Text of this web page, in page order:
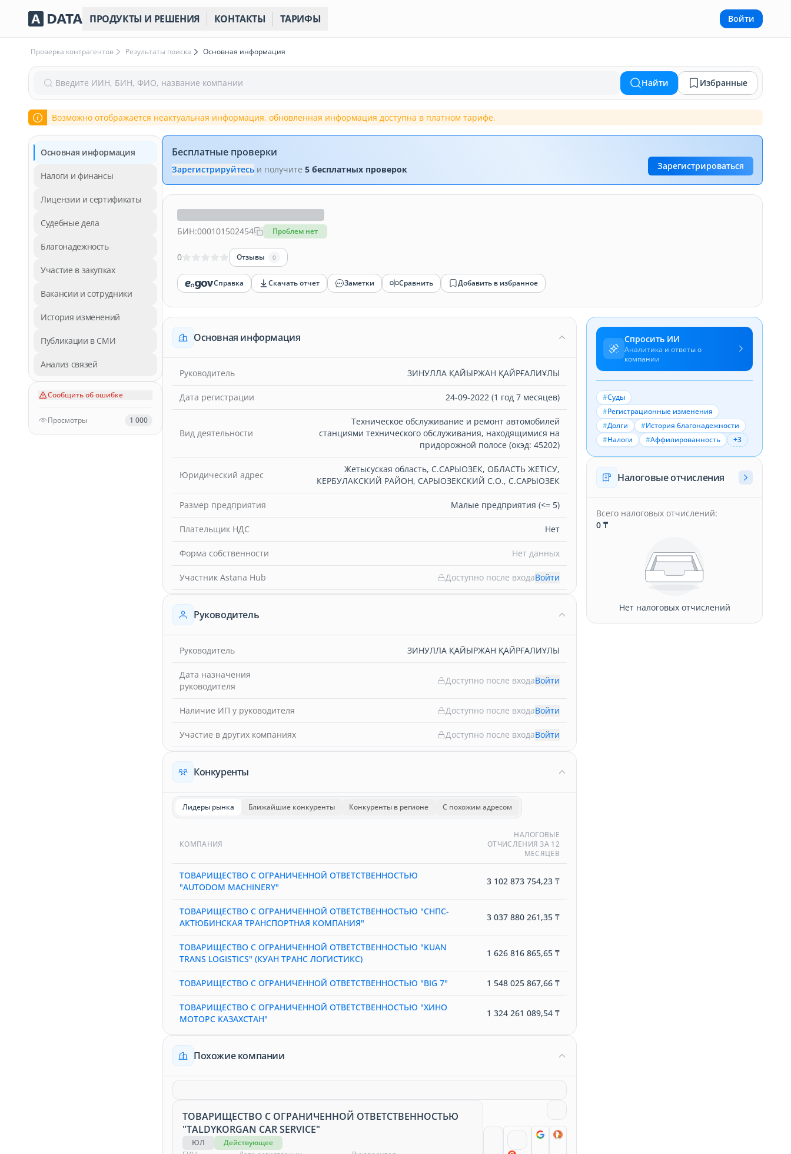
ПРОДУКТЫ И РЕШЕНИЯ КОНТАКТЫ ТАРИФЫ Войти
Проверка контрагентов Результаты поиска Основная информация
Введите ИИН, БИН, ФИО, название компании Найти Избранные
Возможно отображается неактуальная информация, обновленная информация доступна в платном тарифе.
Основная информация
Налоги и финансы
Лицензии и сертификаты
Судебные дела
Благонадежность
Участие в закупках
Вакансии и сотрудники
История изменений
Публикации в СМИ
Анализ связей
Сообщить об ошибке
Просмотры 1 000
Бесплатные проверки
Зарегистрируйтесь и получите 5 бесплатных проверок Зарегистрироваться
БИН:000101502454 Проблем нет
0 Отзывы 0
Справка Скачать отчет Заметки Сравнить Добавить в избранное
Основная информация
Руководитель ЗИНУЛЛА ҚАЙЫРЖАН ҚАЙРҒАЛИҰЛЫ
Дата регистрации 24-09-2022 (1 год 7 месяцев)
Вид деятельности
Техническое обслуживание и ремонт автомобилей
станциями технического обслуживания, находящимися на
придорожной полосе (окэд: 45202)
Юридический адрес
Жетысуская область, С.САРЫОЗЕК, ОБЛАСТЬ ЖЕТІСУ,
КЕРБУЛАКСКИЙ РАЙОН, САРЫОЗЕКСКИЙ С.О., С.САРЫОЗЕК
Размер предприятия Малые предприятия (<= 5)
Плательщик НДС Нет
Форма собственности Нет данных
Участник Astana Hub Доступно после входаВойти
Руководитель
Руководитель ЗИНУЛЛА ҚАЙЫРЖАН ҚАЙРҒАЛИҰЛЫ
Дата назначения
руководителя
Доступно после входаВойти
Наличие ИП у руководителя Доступно после входаВойти
Участие в других компаниях Доступно после входаВойти
Конкуренты
Лидеры рынка Ближайшие конкуренты Конкуренты в регионе С похожим адресом
КОМПАНИЯ
НАЛОГОВЫЕ
ОТЧИСЛЕНИЯ ЗА 12
МЕСЯЦЕВ
ТОВАРИЩЕСТВО С ОГРАНИЧЕННОЙ ОТВЕТСТВЕННОСТЬЮ
"AUTODOM MACHINERY"
3 102 873 754,23 ₸
ТОВАРИЩЕСТВО С ОГРАНИЧЕННОЙ ОТВЕТСТВЕННОСТЬЮ "СНПС-
АКТЮБИНСКАЯ ТРАНСПОРТНАЯ КОМПАНИЯ"
3 037 880 261,35 ₸
ТОВАРИЩЕСТВО С ОГРАНИЧЕННОЙ ОТВЕТСТВЕННОСТЬЮ "KUAN
TRANS LOGISTICS" (КУАН ТРАНС ЛОГИСТИКС)
1 626 816 865,65 ₸
ТОВАРИЩЕСТВО С ОГРАНИЧЕННОЙ ОТВЕТСТВЕННОСТЬЮ "BIG 7" 1 548 025 867,66 ₸
ТОВАРИЩЕСТВО С ОГРАНИЧЕННОЙ ОТВЕТСТВЕННОСТЬЮ "ХИНО
МОТОРС КАЗАХСТАН"
1 324 261 089,54 ₸
Похожие компании
ТОВАРИЩЕСТВО С ОГРАНИЧЕННОЙ ОТВЕТСТВЕННОСТЬЮ
"TALDYKORGAN CAR SERVICE"
ЮЛ
Действующее
Спросить ИИ
Аналитика и ответы о
компании
#Суды
#Регистрационные изменения
#Долги #История благонадежности
#Налоги #Аффилированность +3
Налоговые отчисления
Всего налоговых отчислений:
0 ₸
Нет налоговых отчислений